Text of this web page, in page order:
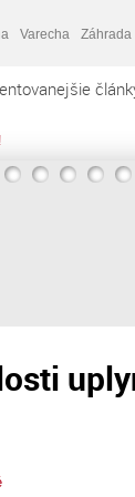
Varecha Záhrada